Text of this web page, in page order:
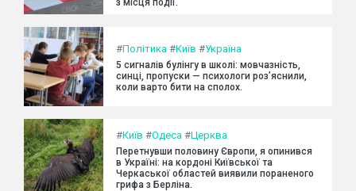
з місця події.
#Політика #Київ #Україна
5 сигналів булінгу в школі: мовчазність,
синці, пропуски — психологи роз’яснили,
коли варто бити на сполох.
#Київ #Одеса #Церква
Перетнувши половину Європи, я опинився
в Україні: на кордоні Київської та
Черкаської областей виявили пораненого
грифа з Берліна.